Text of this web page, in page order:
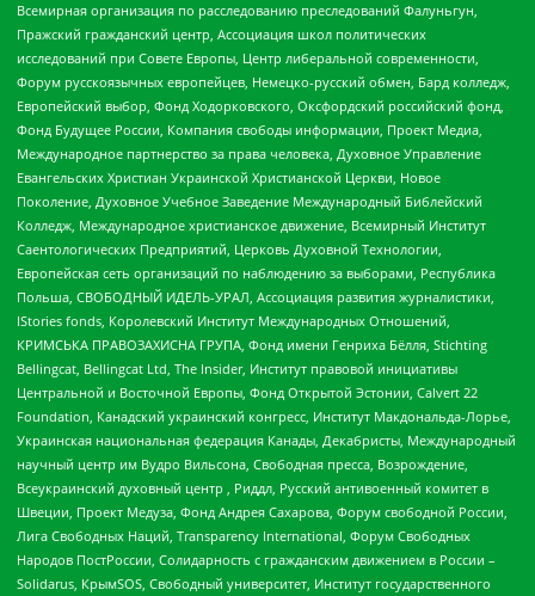
Всемирная организация по расследованию преследований Фалуньгун,
Пражский гражданский центр, Ассоциация школ политических
исследований при Совете Европы, Центр либеральной современности,
Форум русскоязычных европейцев, Немецко-русский обмен, Бард колледж,
Европейский выбор, Фонд Ходорковского, Оксфордский российский фонд,
Фонд Будущее России, Компания свободы информации, Проект Медиа,
Международное партнерство за права человека, Духовное Управление
Евангельских Христиан Украинской Христианской Церкви, Новое
Поколение, Духовное Учебное Заведение Международный Библейский
Колледж, Международное христианское движение, Всемирный Институт
Саентологических Предприятий, Церковь Духовной Технологии,
Европейская сеть организаций по наблюдению за выборами, Республика
Польша, СВОБОДНЫЙ ИДЕЛЬ-УРАЛ, Ассоциация развития журналистики,
IStories fonds, Королевский Институт Международных Отношений,
КРИМСЬКА ПРАВОЗАХИСНА ГРУПА, Фонд имени Генриха Бёлля, Stichting
Bellingcat, Bellingcat Ltd, The Insider, Институт правовой инициативы
Центральной и Восточной Европы, Фонд Открытой Эстонии, Calvert 22
Foundation, Канадский украинский конгресс, Институт Макдональда-Лорье,
Украинская национальная федерация Канады, Декабристы, Международный
научный центр им Вудро Вильсона, Свободная пресса, Возрождение,
Всеукраинский духовный центр , Риддл, Русский антивоенный комитет в
Швеции, Проект Медуза, Фонд Андрея Сахарова, Форум свободной России,
Лига Свободных Наций, Transparеncy International, Форум Свободных
Народов ПостРоссии, Солидарность с гражданским движением в России –
Solidarus, КрымSOS, Свободный университет, Институт государственного